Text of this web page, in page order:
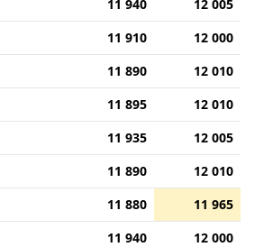
11 940
12 005
11 910
12 000
11 890
12 010
11 895
12 010
11 935
12 005
11 890
12 010
11 880
11 965
11 940
12 000